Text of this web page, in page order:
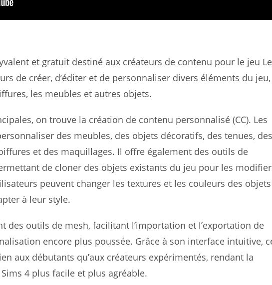
et gratuit destiné aux créateurs de contenu pour le jeu
de créer, d’éditer et de personnaliser divers éléments du jeu,
les meubles et autres objets.
on trouve la création de contenu personnalisé (CC). Les
des meubles, des objets décoratifs, des tenues, des
et des maquillages. Il offre également des outils de
de cloner des objets existants du jeu pour les modifier
peuvent changer les textures et les couleurs des objets
à leur style.
des outils de mesh, facilitant l’importation et l’exportation de
encore plus poussée. Grâce à son interface intuitive,
aux débutants qu’aux créateurs expérimentés, rendant la
4 plus facile et plus agréable.